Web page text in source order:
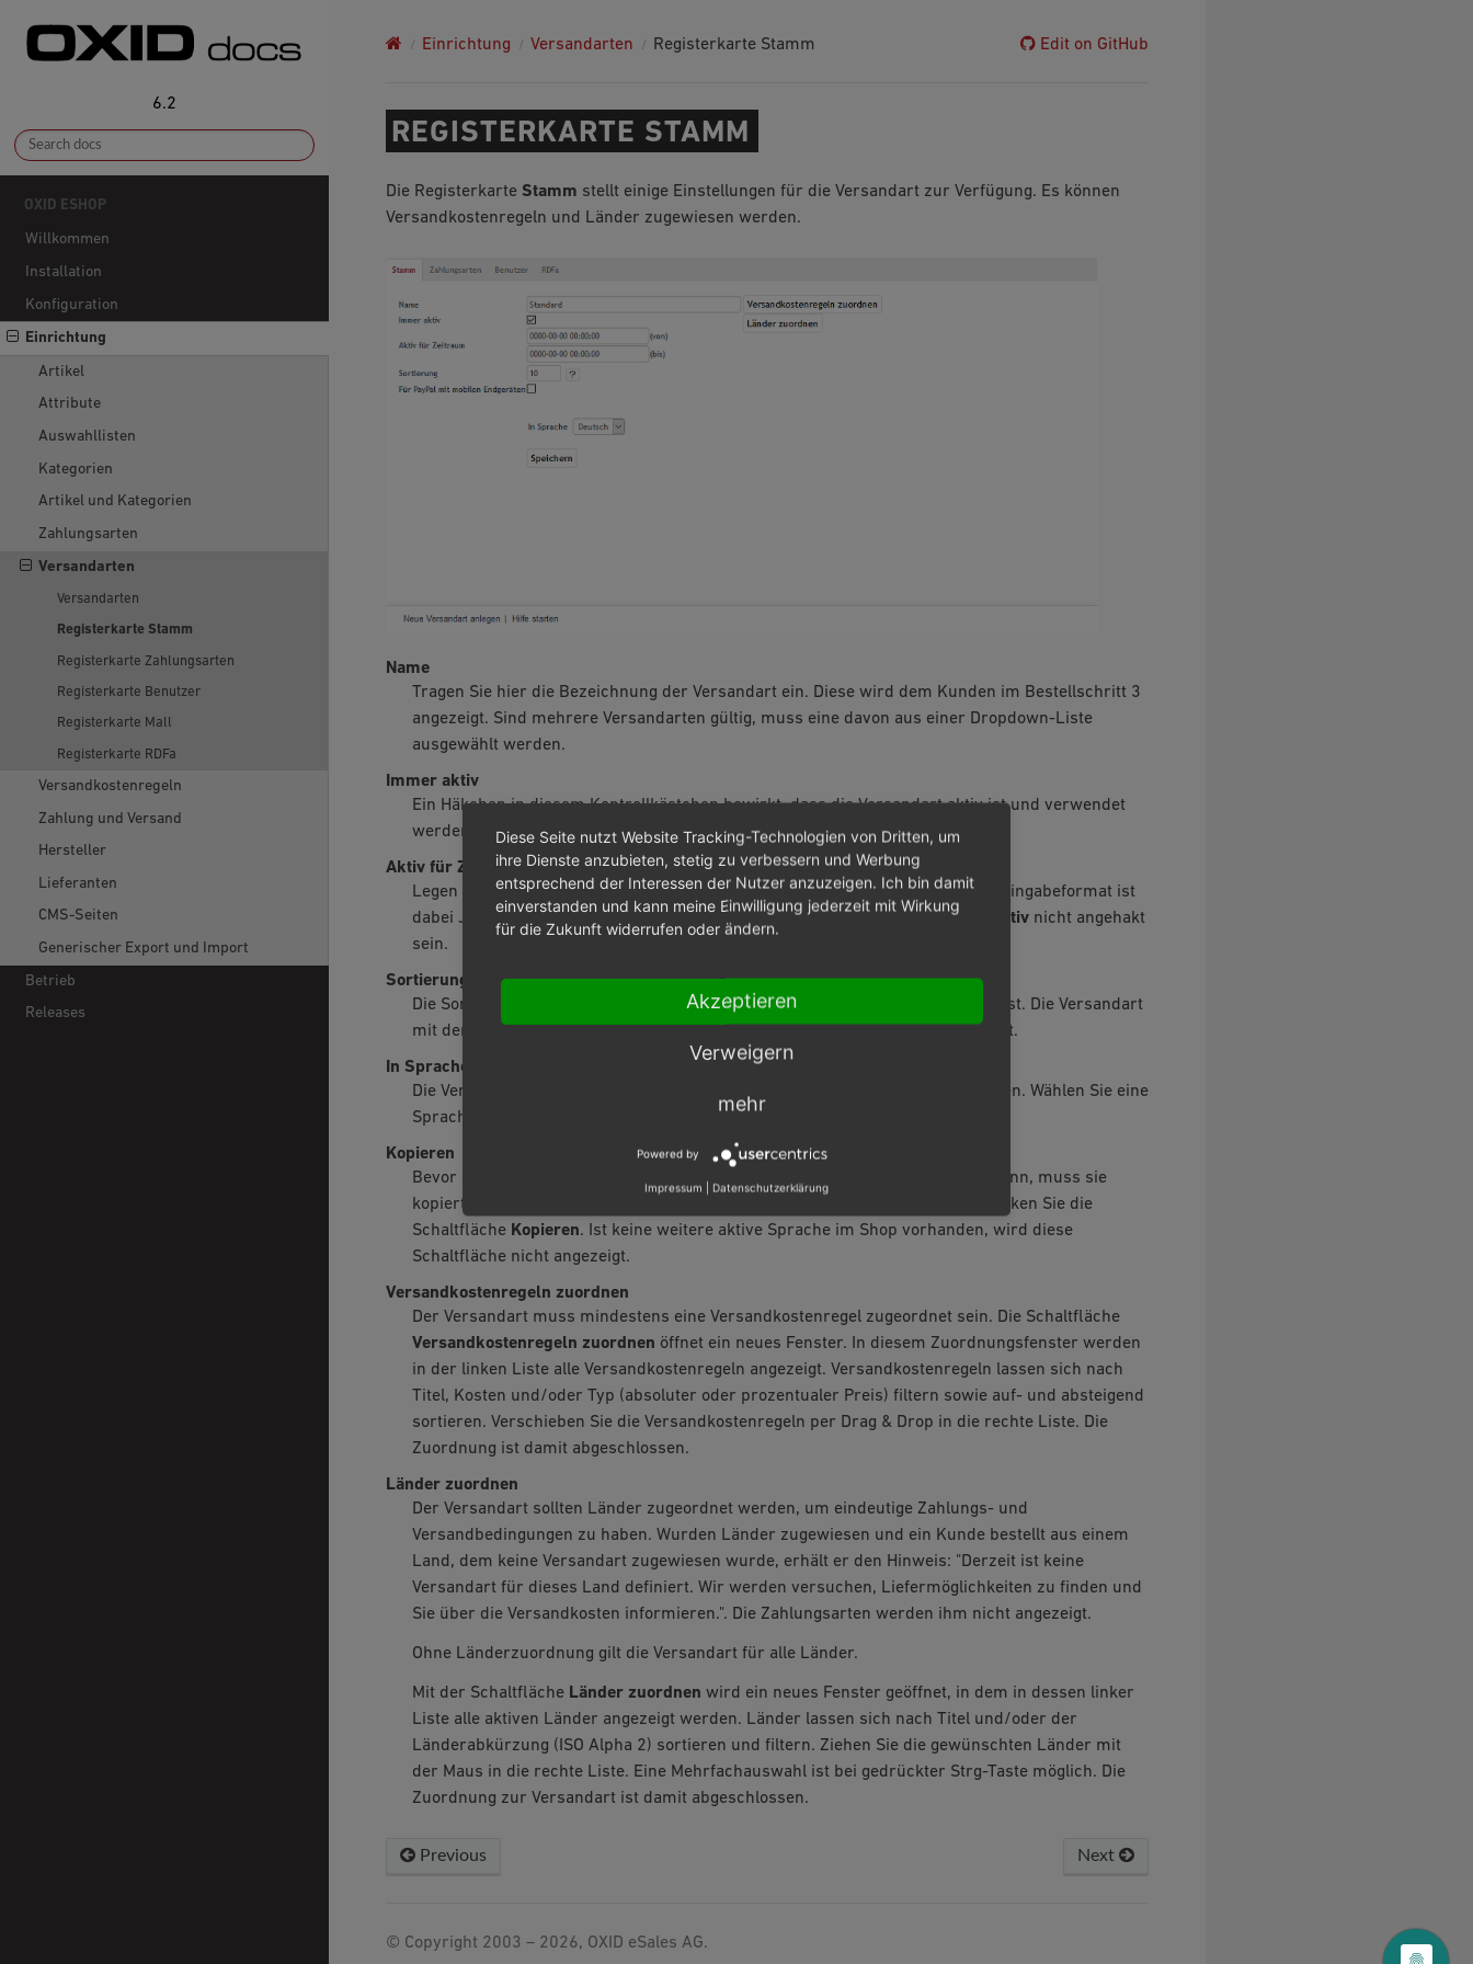
6.2
OXID ESHOP
Willkommen
Installation
Konfiguration
Einrichtung
Artikel
Attribute
Auswahllisten
Kategorien
Artikel und Kategorien
Zahlungsarten
Versandarten
Versandarten
Registerkarte Stamm
Registerkarte Zahlungsarten
Registerkarte Benutzer
Registerkarte Mall
Registerkarte RDFa
Versandkostenregeln
Zahlung und Versand
Hersteller
Lieferanten
CMS-Seiten
Generischer Export und Import
Betrieb
Releases
Einrichtung Versandarten Registerkarte Stamm Edit on GitHub
REGISTERKARTE STAMM
Die Registerkarte Stamm stellt einige Einstellungen für die Versandart zur Verfügung. Es können
Versandkostenregeln und Länder zugewiesen werden.
Name
Tragen Sie hier die Bezeichnung der Versandart ein. Diese wird dem Kunden im Bestellschritt 3
angezeigt. Sind mehrere Versandarten gültig, muss eine davon aus einer Dropdown-Liste
ausgewählt werden.
Immer aktiv
Ein Häkchen in diesem Kontrollkästchen bewirkt, dass die Versandart aktiv ist und verwendet
werden kann.
Aktiv für Zeitraum
Legen Sie hier einen Zeitraum fest, in dem die Versandart aktiv sein soll. Das Eingabeformat ist
dabei JJJJ-MM-TT HH:MM:SS. Damit der Zeitraum berücksichtigt wird, darf
Aktivnicht angehakt
sein.
Sortierung
Die Sortierung legt die Reihenfolge der Versandarten in der Dropdown-Liste fest. Die Versandart
mit der kleinsten Zahl steht als erste zur Auswahl und ist damit vorausgewählt.
In Sprache
Die Versandart kann in weiteren aktiven Sprachen des Shops bearbeitet werden. Wählen Sie eine
Sprache aus der Dropdown-Liste aus.
Kopieren
Bevor eine Versandart in einer weiteren aktiven Sprache bearbeitet werden kann, muss sie
kopiert werden. Wählen Sie die Sprache aus der Dropdown-Liste aus und drücken Sie die
Schaltfläche Kopieren. Ist keine weitere aktive Sprache im Shop vorhanden, wird diese
Schaltfläche nicht angezeigt.
Versandkostenregeln zuordnen
Der Versandart muss mindestens eine Versandkostenregel zugeordnet sein. Die Schaltfläche
Versandkostenregeln zuordnen öffnet ein neues Fenster. In diesem Zuordnungsfenster werden
in der linken Liste alle Versandkostenregeln angezeigt. Versandkostenregeln lassen sich nach
Titel, Kosten und/oder Typ (absoluter oder prozentualer Preis) filtern sowie auf- und absteigend
sortieren. Verschieben Sie die Versandkostenregeln per Drag & Drop in die rechte Liste. Die
Zuordnung ist damit abgeschlossen.
Länder zuordnen
Der Versandart sollten Länder zugeordnet werden, um eindeutige Zahlungs- und
Versandbedingungen zu haben. Wurden Länder zugewiesen und ein Kunde bestellt aus einem
Land, dem keine Versandart zugewiesen wurde, erhält er den Hinweis: "Derzeit ist keine
Versandart für dieses Land definiert. Wir werden versuchen, Liefermöglichkeiten zu finden und
Sie über die Versandkosten informieren.". Die Zahlungsarten werden ihm nicht angezeigt.
Ohne Länderzuordnung gilt die Versandart für alle Länder.
Mit der Schaltfläche Länder zuordnen wird ein neues Fenster geöffnet, in dem in dessen linker
Liste alle aktiven Länder angezeigt werden. Länder lassen sich nach Titel und/oder der
Länderabkürzung (ISO Alpha 2) sortieren und filtern. Ziehen Sie die gewünschten Länder mit
der Maus in die rechte Liste. Eine Mehrfachauswahl ist bei gedrückter Strg-Taste möglich. Die
Zuordnung zur Versandart ist damit abgeschlossen.
Previous Next
© Copyright 2003 – 2026, OXID eSales AG.
Diese Seite nutzt Website Tracking-Technologien von Dritten, um
ihre Dienste anzubieten, stetig zu verbessern und Werbung
entsprechend der Interessen der Nutzer anzuzeigen. Ich bin damit
einverstanden und kann meine Einwilligung jederzeit mit Wirkung
für die Zukunft widerrufen oder ändern.
Akzeptieren
Verweigern
mehr
Powered by
Impressum Datenschutzerklärung